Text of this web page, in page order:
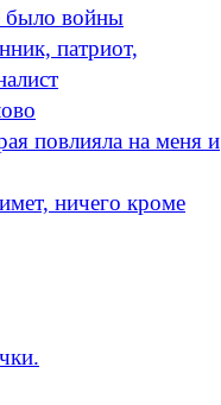
войны
патриот,
повлияла на меня и
ничего кроме